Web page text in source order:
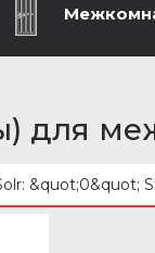
для
&quot;0&quot;